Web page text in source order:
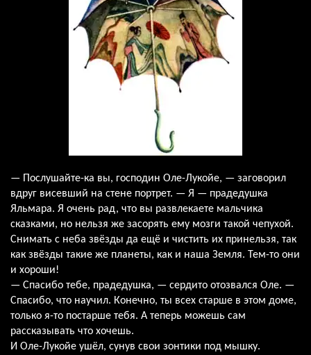
— Послушайте-ка вы, господин Оле-Лукойе, — заговорил
вдруг висевший на стене портрет. — Я — прадедушка
Яльмара. Я очень рад, что вы развлекаете мальчика
сказками, но нельзя же засорять ему мозги такой чепухой.
Снимать с неба звёзды да ещё и чистить их принельзя, так
как звёзды такие же планеты, как и наша Земля. Тем-то они
и хороши!
— Спасибо тебе, прадедушка, — сердито отозвался Оле. —
Спасибо, что научил. Конечно, ты всех старше в этом доме,
только я-то постарше тебя. А теперь можешь сам
рассказывать что хочешь.
И Оле-Лукойе ушёл, сунув свои зонтики под мышку.